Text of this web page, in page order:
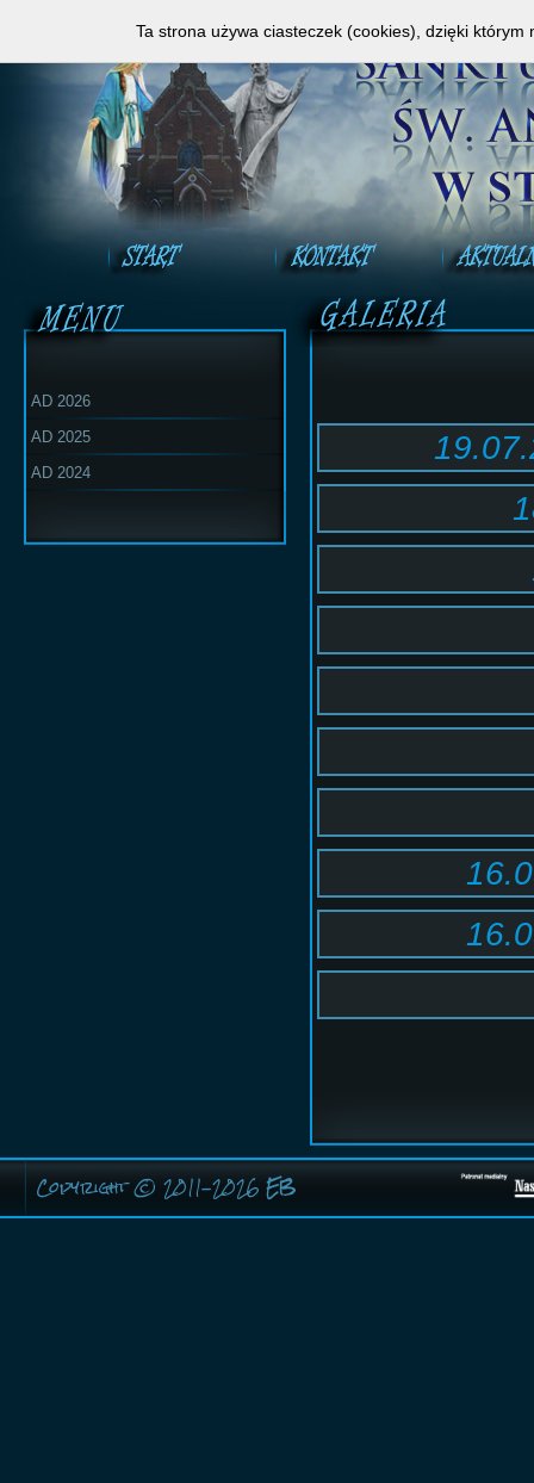
AD 2026
AD 2025
AD 2024
Copyright © 2011-2026 EB
Ta strona używa ciasteczek (cookies), dzięki którym